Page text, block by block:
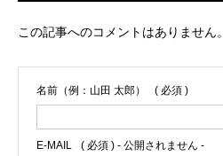
この記事へのコメントはありません。
名前（例：山田 太郎） ( 必須 )
E-MAIL ( 必須 ) - 公開されません -